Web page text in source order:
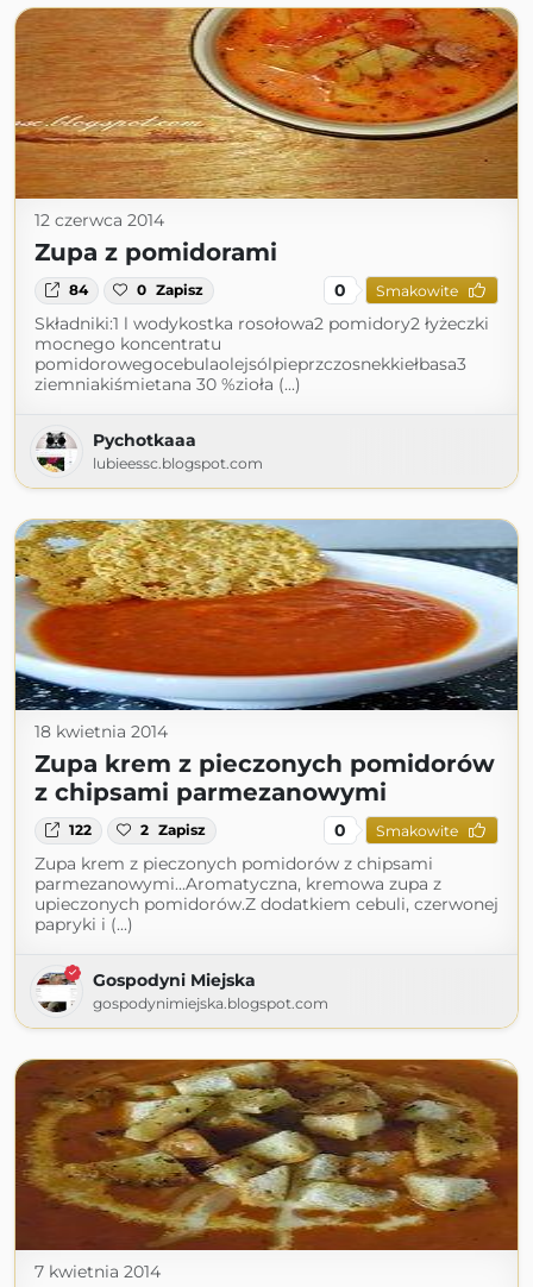
12 czerwca 2014
Zupa z pomidorami
84 0 Zapisz 0 Smakowite
Składniki:1 l wodykostka rosołowa2 pomidory2 łyżeczki
mocnego koncentratu
pomidorowegocebulaolejsólpieprzczosnekkiełbasa3
ziemniakiśmietana 30 %zioła (...)
Pychotkaaa
lubieessc.blogspot.com
18 kwietnia 2014
Zupa krem z pieczonych pomidorów
z chipsami parmezanowymi
122 2 Zapisz 0 Smakowite
Zupa krem z pieczonych pomidorów z chipsami
parmezanowymi...Aromatyczna, kremowa zupa z
upieczonych pomidorów.Z dodatkiem cebuli, czerwonej
papryki i (...)
Gospodyni Miejska
gospodynimiejska.blogspot.com
7 kwietnia 2014